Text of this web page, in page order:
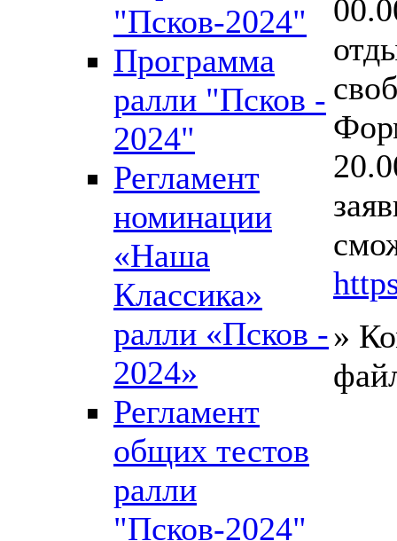
"Псков-2024"
Программа
ралли "Псков -
2024"
Регламент
номинации
«Наша
Классика»
ралли «Псков -
2024»
Регламент
общих тестов
ралли
"Псков-2024"
»